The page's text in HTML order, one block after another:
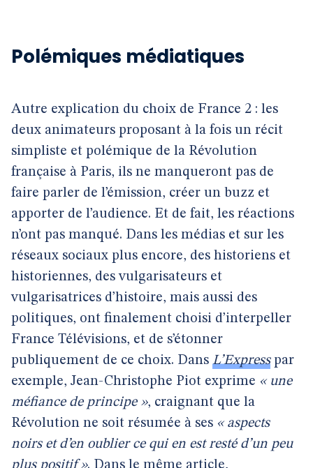
Polémiques médiatiques
Autre explication du choix de France 2 : les
deux animateurs proposant à la fois un récit
simpliste et polémique de la Révolution
française à Paris, ils ne manqueront pas de
faire parler de l’émission, créer un buzz et
apporter de l’audience. Et de fait, les réactions
n’ont pas manqué. Dans les médias et sur les
réseaux sociaux plus encore, des historiens et
historiennes, des vulgarisateurs et
vulgarisatrices d’histoire, mais aussi des
politiques, ont finalement choisi d’interpeller
France Télévisions, et de s’étonner
publiquement de ce choix. Dans L’Expresspar
exemple, Jean-Christophe Piot exprime « une
méfiance de principe », craignant que la
Révolution ne soit résumée à ses « aspects
noirs et d’en oublier ce qui en est resté d’un peu
plus positif ». Dans le même article,